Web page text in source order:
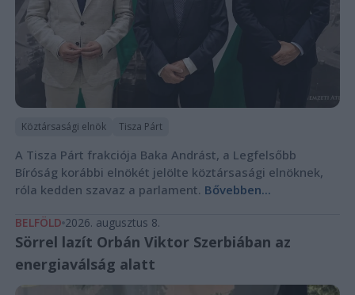
Köztársasági elnök Tisza Párt
A Tisza Párt frakciója Baka Andrást, a Legfelsőbb
Bíróság korábbi elnökét jelölte köztársasági elnöknek,
róla kedden szavaz a parlament. Bővebben...
BELFÖLD 2026. augusztus 8.
Sörrel lazít Orbán Viktor Szerbiában az
energiaválság alatt